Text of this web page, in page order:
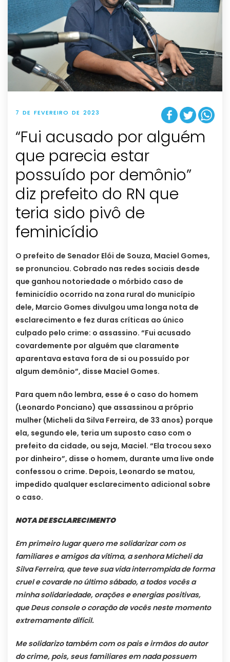
7 DE FEVEREIRO DE 2023
“Fui acusado por alguém
que parecia estar
possuído por demônio”
diz prefeito do RN que
teria sido pivô de
feminicídio
O prefeito de Senador Elói de Souza, Maciel Gomes,
se pronunciou. Cobrado nas redes sociais desde
que ganhou notoriedade o mórbido caso de
feminicídio ocorrido na zona rural do município
dele, Marcio Gomes divulgou uma longa nota de
esclarecimento e fez duras críticas ao único
culpado pelo crime: o assassino. “Fui acusado
covardemente por alguém que claramente
aparentava estava fora de si ou possuído por
algum demônio”, disse Maciel Gomes.
Para quem não lembra, esse é o caso do homem
(Leonardo Ponciano) que assassinou a próprio
mulher (Micheli da Silva Ferreira, de 33 anos) porque
ela, segundo ele, teria um suposto caso com o
prefeito da cidade, ou seja, Maciel. “Ela trocou sexo
por dinheiro”, disse o homem, durante uma live onde
confessou o crime. Depois, Leonardo se matou,
impedido qualquer esclarecimento adicional sobre
o caso.
NOTA DE ESCLARECIMENTO
Em primeiro lugar quero me solidarizar com os
familiares e amigos da vítima, a senhora Micheli da
Silva Ferreira, que teve sua vida interrompida de forma
cruel e covarde no último sábado, a todos vocês a
minha solidariedade, orações e energias positivas,
que Deus console o coração de vocês neste momento
extremamente difícil.
Me solidarizo também com os pais e irmãos do autor
do crime, pois, seus familiares em nada possuem